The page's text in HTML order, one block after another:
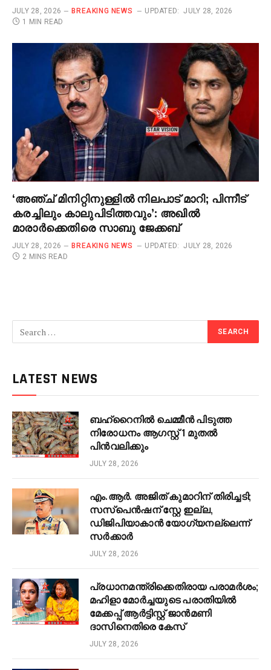
JULY 28, 2026 BREAKING NEWS UPDATED: JULY 28, 2026
1 MIN READ
‘അഞ്ച് മിനിറ്റിനുള്ളിൽ നിലപാട് മാറി; പിന്നീട്
കരച്ചിലും കാലുപിടിത്തവും’: അഖിൽ
മാരാർക്കെതിരെ സാബു ജേക്കബ്
JULY 28, 2026 BREAKING NEWS UPDATED: JULY 28, 2026
2 MINS READ
LATEST NEWS
ബഹ്റൈനിൽ ചെമ്മീൻ പിടുത്ത
നിരോധനം ആഗസ്റ്റ് 1 മുതൽ
പിൻവലിക്കും
JULY 28, 2026
എം.ആർ. അജിത് കുമാറിന് തിരിച്ചടി;
സസ്‌പെൻഷന് സ്റ്റേ ഇല്ല,
ഡിജിപിയാകാൻ യോഗ്യനല്ലെന്ന്
സർക്കാർ
JULY 28, 2026
പ്രധാനമന്ത്രിക്കെതിരായ പരാമർശം;
മഹിളാ മോർച്ചയുടെ പരാതിയിൽ
മേക്കപ്പ് ആർട്ടിസ്റ്റ് ജാൻമണി
ദാസിനെതിരെ കേസ്
JULY 28, 2026